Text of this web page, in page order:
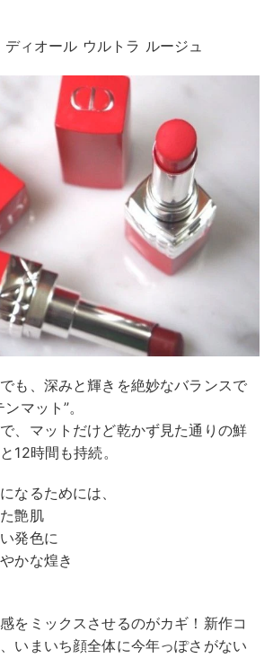
ィオール ウルトラ ルージュ
も、深みと輝きを絶妙なバランスで
マット”。
、マットだけど乾かず見た通りの鮮
12時間も持続。
なるためには、
艶肌
発色に
かな煌き
をミックスさせるのがカギ！新作コ
いまいち顔全体に今年っぽさがない